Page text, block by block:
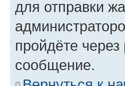
для отправки
пройдёте
сообщение.